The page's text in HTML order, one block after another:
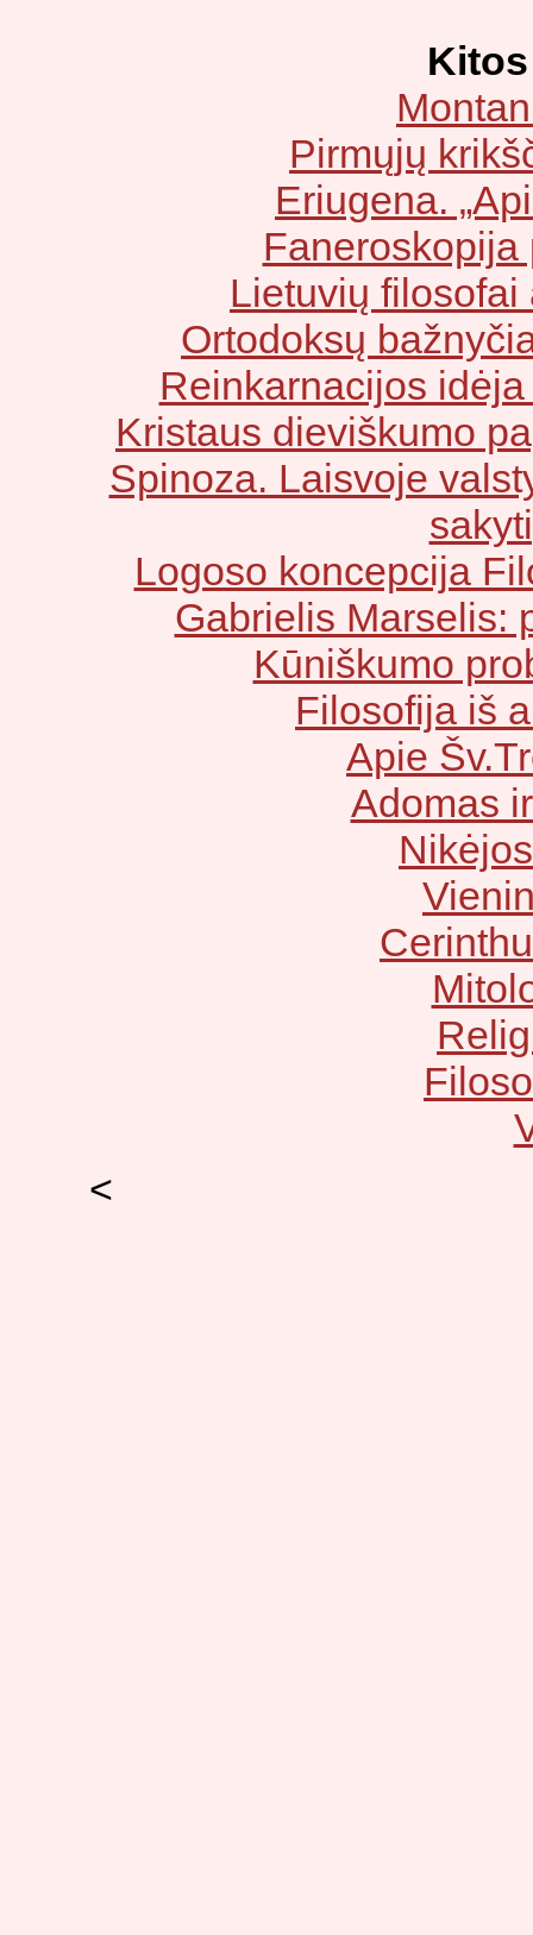
Pirmųjų
Eriugena.
Lietuvių
Ortodoksų
Reinkarnacijos
Kristaus dieviškumo
Spinoza. Laisvoje
Logoso koncepcija
Gabrielis Marselis:
Kūniškumo
Filosofija iš
Apie
Adomas
<